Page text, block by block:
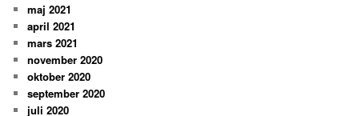
maj 2021
april 2021
mars 2021
november 2020
oktober 2020
september 2020
juli 2020